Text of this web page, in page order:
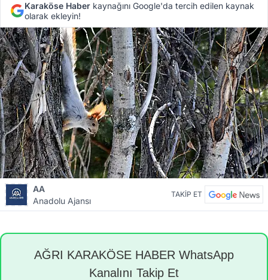
Karaköse Haber kaynağını Google'da tercih edilen kaynak
olarak ekleyin!
AA
Anadolu Ajansı
TAKİP ET
AĞRI KARAKÖSE HABER WhatsApp
Kanalını Takip Et